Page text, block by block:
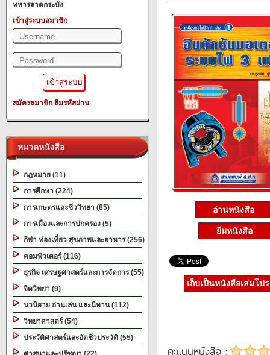
ทหารลาดกระบัง
เข้าสู่ระบบสมาชิก
สมัครสมาชิก ลืมรหัสผ่าน
หมวดหนังสือ
กฎหมาย (11)
การศึกษา (224)
การเกษตรและชีววิทยา (85)
การเมืองและการปกครอง (5)
กีฬา ท่องเที่ยว สุขภาพและอาหาร (256)
คอมพิวเตอร์ (116)
ธุรกิจ เศรษฐศาสตร์และการจัดการ (55)
จิตวิทยา (9)
นวนิยาย อ่านเล่น และนิทาน (112)
วิทยาศาสตร์ (54)
ประวัติศาสตร์และอัตชีวประวัติ (55)
อ่านหนังสือ
ยืมหนังสือ
เก็บเป็นหนังสือเล่มโป
คะแนนหนังสือ :